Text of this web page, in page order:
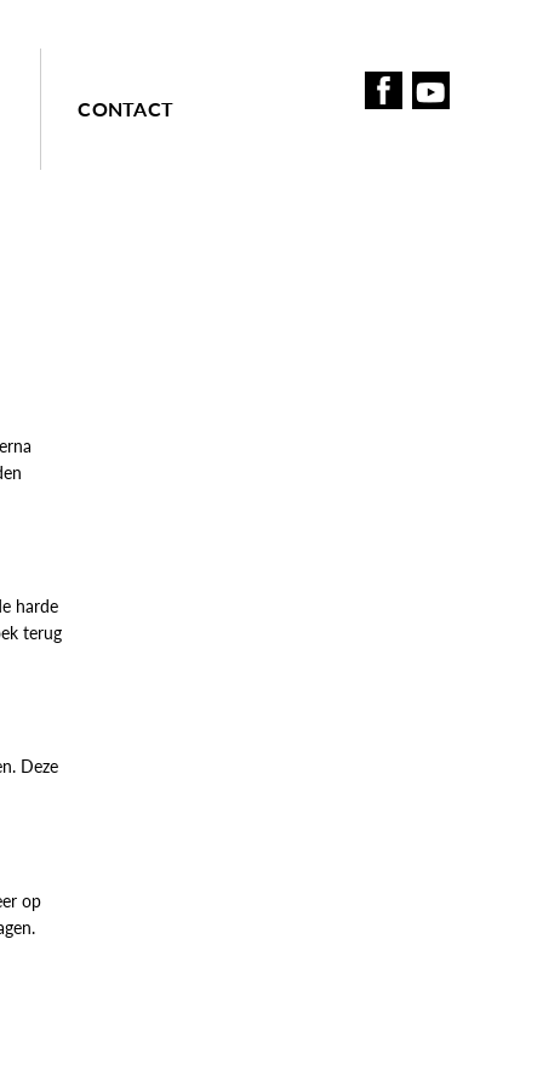
CONTACT
harde
terug
Deze
op